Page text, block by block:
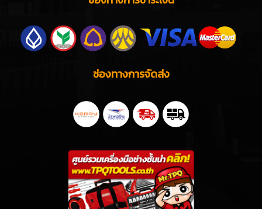
ช่องทางการจัดส่ง